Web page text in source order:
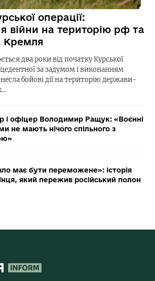
операції:
війни на територію рф та
Кремля
два роки від початку Курської
за задумом і виконанням
бойові дії на територію держави-
і офіцер Володимир Ращук: «Воєнні
не мають нічого спільного з
має бути переможене»: історія
який пережив російський полон